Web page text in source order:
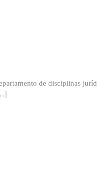
de disciplinas